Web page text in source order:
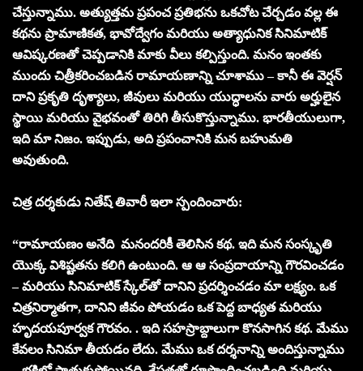
చేస్తున్నాము. అత్యుత్తమ ప్రపంచ ప్రతిభను ఒకచోట చేర్చడం వల్ల ఈ
కథను ప్రామాణికత, భావోద్వేగం మరియు అత్యాధునిక సినిమాటిక్
ఆవిష్కరణతో చెప్పడానికి మాకు వీలు కల్పిస్తుంది. మనం ఇంతకు
ముందు చిత్రీకరించబడిన రామాయణాన్ని చూశాము – కానీ ఈ వెర్షన్
దాని ప్రకృతి దృశ్యాలు, జీవులు మరియు యుద్ధాలను వారు అర్హులైన
స్థాయి మరియు వైభవంతో తిరిగి తీసుకొస్తున్నాము. భారతీయులుగా,
ఇది మా నిజం. ఇప్పుడు, అది ప్రపంచానికి మన బహుమతి
అవుతుంది.
చిత్ర దర్శకుడు నితేష్ తివారీ ఇలా స్పందించారు:
“రామాయణం అనేది మనందరికీ తెలిసిన కథ. ఇది మన సంస్కృతి
యొక్క విశిష్టతను కలిగి ఉంటుంది. ఆ ఆ సంప్రదాయాన్ని గౌరవించడం
– మరియు సినిమాటిక్ స్కేల్‌తో దానిని ప్రదర్శించడం మా లక్ష్యం. ఒక
చిత్రనిర్మాతగా, దానిని జీవం పోయడం ఒక పెద్ద బాధ్యత మరియు
హృదయపూర్వక గౌరవం. . ఇది సహస్రాబ్దాలుగా కొనసాగిన కథ. మేము
కేవలం సినిమా తీయడం లేదు. మేము ఒక దర్శనాన్ని అందిస్తున్నాము